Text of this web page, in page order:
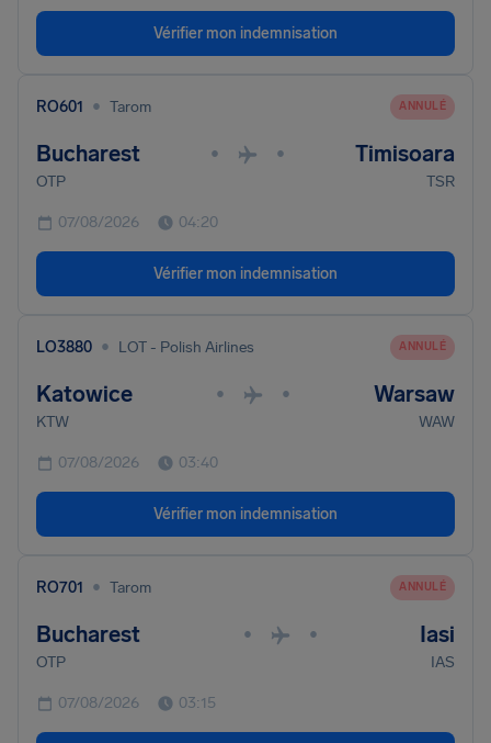
Vérifier mon indemnisation
RO601 • Tarom ANNULÉ
Bucharest • • Timisoara
OTP TSR
07/08/2026 04:20
Vérifier mon indemnisation
LO3880 • LOT - Polish Airlines ANNULÉ
Katowice • • Warsaw
KTW WAW
07/08/2026 03:40
Vérifier mon indemnisation
RO701 • Tarom ANNULÉ
Bucharest • • Iasi
OTP IAS
07/08/2026 03:15